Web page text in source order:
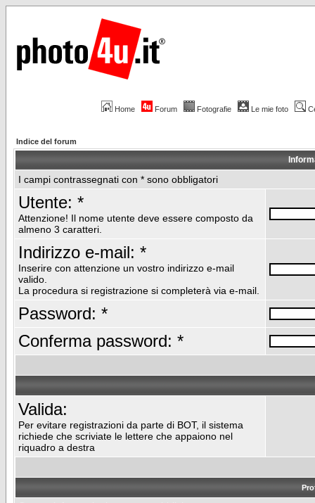
Home Forum Fotografie Le mie foto
Indice del forum
I campi contrassegnati con * sono obbligatori
Utente: *
Attenzione! Il nome utente deve essere composto da
almeno 3 caratteri.
Indirizzo e-mail: *
Inserire con attenzione un vostro indirizzo e-mail
valido.
La procedura si registrazione si completerà via e-mail.
Password: *
Conferma password: *
Valida:
Per evitare registrazioni da parte di BOT, il sistema
richiede che scriviate le lettere che appaiono nel
riquadro a destra